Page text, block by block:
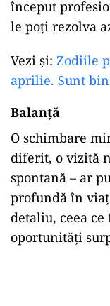
început
le poți rezolva
Vezi și: Zodiile
aprilie. Sunt
Balanță
O schimbare
diferit, o vizită
spontană – ar
profundă în
detaliu, ceea
oportunități